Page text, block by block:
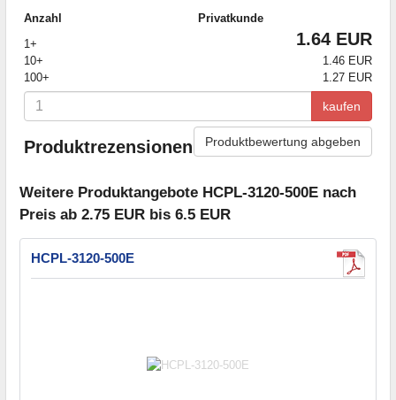
Anzahl
Privatkunde
1+
1.64 EUR
10+
1.46 EUR
100+
1.27 EUR
kaufen
Produktrezensionen Produktbewertung abgeben
Weitere Produktangebote HCPL-3120-500E nach
Preis ab 2.75 EUR bis 6.5 EUR
HCPL-3120-500E